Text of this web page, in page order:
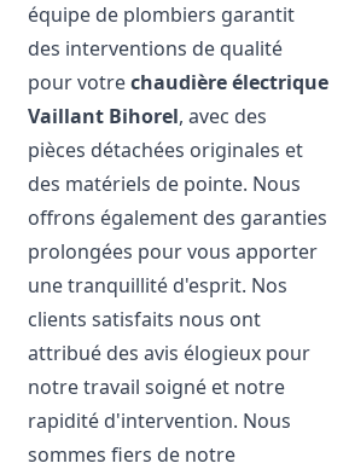
équipe de plombiers garantit
des interventions de qualité
pour votrechaudière électrique
Vaillant Bihorel, avec des
pièces détachées originales et
des matériels de pointe. Nous
offrons également des garanties
prolongées pour vous apporter
une tranquillité d'esprit. Nos
clients satisfaits nous ont
attribué des avis élogieux pour
notre travail soigné et notre
rapidité d'intervention. Nous
sommes fiers de notre